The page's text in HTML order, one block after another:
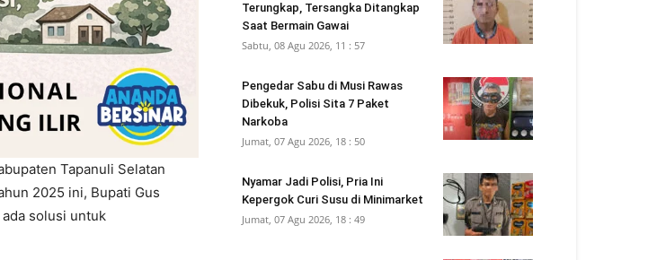
Tapanuli Selatan
2025 ini, Bupati Gus
solusi untuk
Terungkap, Tersangka Ditangkap
Saat Bermain Gawai
Sabtu, 08 Agu 2026, 11 : 57
Pengedar Sabu di Musi Rawas
Dibekuk, Polisi Sita 7 Paket
Narkoba
Jumat, 07 Agu 2026, 18 : 50
Nyamar Jadi Polisi, Pria Ini
Kepergok Curi Susu di Minimarket
Jumat, 07 Agu 2026, 18 : 49